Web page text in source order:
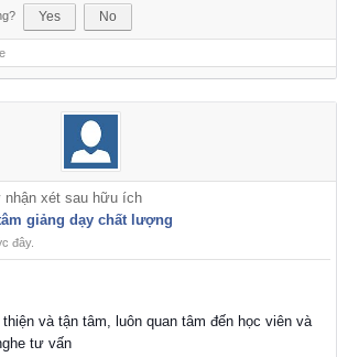
Yes No
nhận xét sau hữu ích
giảng dạy chất lượng
đây.
và tận tâm, luôn quan tâm đến học viên và
tư vấn